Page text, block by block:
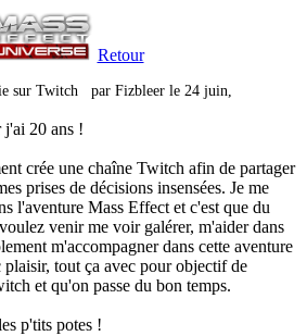
Retour
sur Twitch par Fizbleer le 24 juin,
j'ai 20 ans !
crée une chaîne Twitch afin de partager
prises de décisions insensées. Je me
l'aventure Mass Effect et c'est que du
venir me voir galérer, m'aider dans
m'accompagner dans cette aventure
plaisir, tout ça avec pour objectif de
et qu'on passe du bon temps.
p'tits potes !